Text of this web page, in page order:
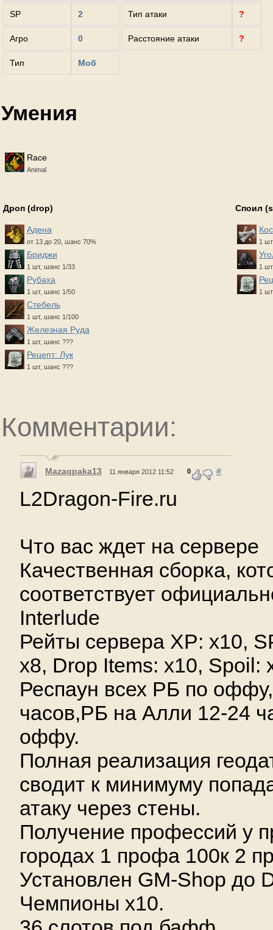
SP 2
Агро 0
Тип Моб
Тип атаки ?
Расстояние атаки ?
Умения
Race
Animal
Дроп (drop)
Адена
от 13 до 20, шанс 70%
Бриджи
1 шт, шанс 1/33
Рубаха
1 шт, шанс 1/50
Стебель
1 шт, шанс 1/100
Железная Руда
1 шт, шанс ???
Рецепт: Лук
1 шт, шанс ???
Споил
1
1
1
Комментарии:
Mazaqpaka13 11 января 2012 11:52 0 #
L2Dragon-Fire.ru
Что вас ждет на сервере
Качественная сборка,
соответствует
Interlude
Рейты сервера XP: x10,
x8, Drop Items: x10, Spoil:
Респаун всех РБ по
часов,РБ на Алли 12-24
оффу.
Полная реализация
сводит к минимуму
атаку через стены.
Получение профессий у
городах 1 профа 100к 2
Установлен GM-Shop до
Чемпионы х10.